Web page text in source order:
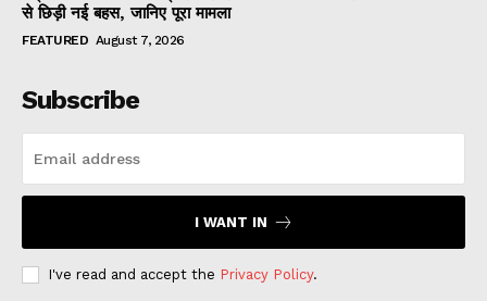
से छिड़ी नई बहस, जानिए पूरा मामला
FEATURED August 7, 2026
Subscribe
I WANT IN
I've read and accept the Privacy Policy.